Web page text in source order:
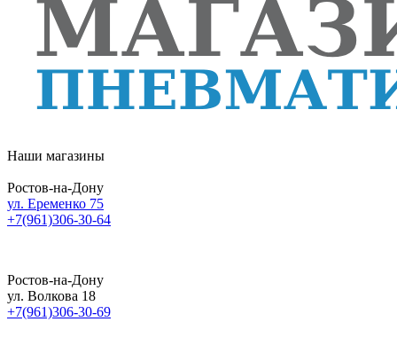
Наши магазины
Ростов-на-Дону
ул. Еременко 75
+7(961)306-30-64
Ростов-на-Дону
ул. Волкова 18
+7(961)306-30-69